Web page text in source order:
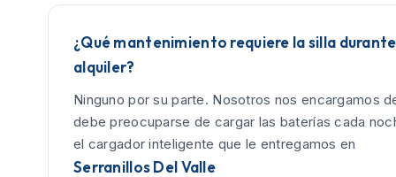
¿Qué mantenimiento requiere la silla
alquiler?
Ninguno por su parte. Nosotros nos encargamos
debe preocuparse de cargar las baterías cada
el cargador inteligente que le entregamos en
Serranillos Del Valle